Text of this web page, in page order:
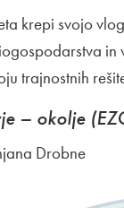
krepi svojo
trajnostnih
– okolje
Drobne